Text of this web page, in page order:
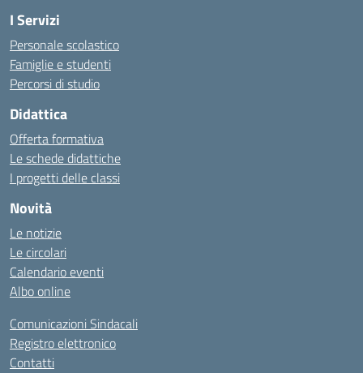
I Servizi
Personale scolastico
Famiglie e studenti
Percorsi di studio
Didattica
Offerta formativa
Le schede didattiche
I progetti delle classi
Novità
Le notizie
Le circolari
Calendario eventi
Albo online
Comunicazioni Sindacali
Registro elettronico
Contatti